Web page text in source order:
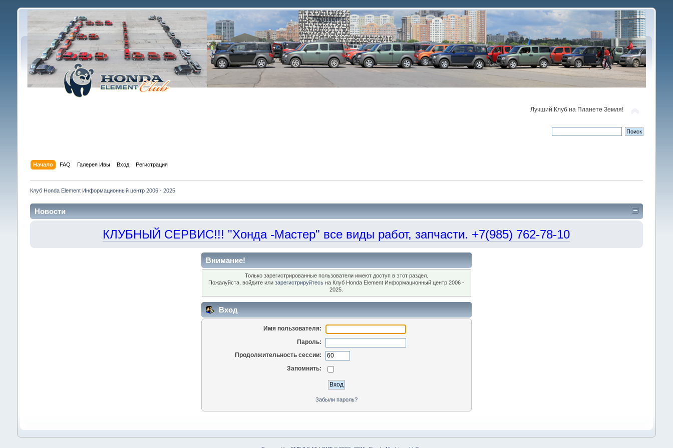
Лучший Клуб на Планете Земля!
Начало FAQ Галерея Ивы Вход Регистрация
Клуб Honda Element Информационный центр 2006 - 2025
Новости
КЛУБНЫЙ СЕРВИС!!! "Хонда -Мастер" все виды работ, запчасти. +7(985) 762-78-10
Внимание!
Только зарегистрированные пользователи имеют доступ в этот раздел.
Пожалуйста, войдите илизарегистрируйтесь на Клуб Honda Element Информационный центр 2006 -
2025.
Вход
Имя пользователя:
Пароль:
Продолжительность сессии:
Запомнить:
Забыли пароль?